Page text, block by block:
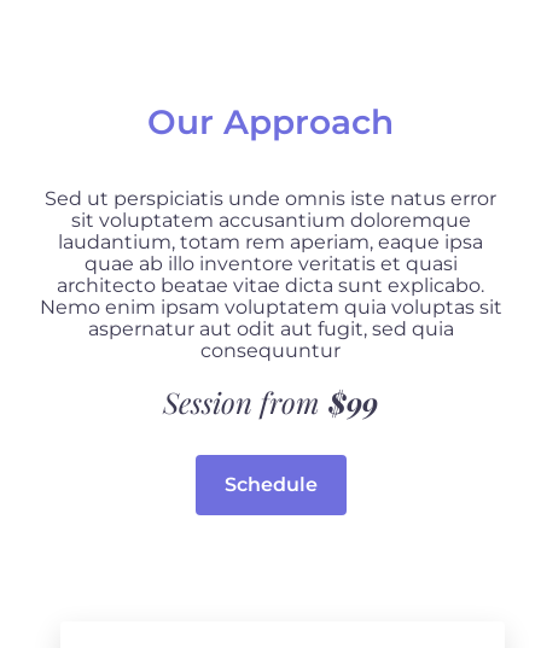
Our Approach
Sed ut perspiciatis unde omnis iste natus error
sit voluptatem accusantium doloremque
laudantium, totam rem aperiam, eaque ipsa
quae ab illo inventore veritatis et quasi
architecto beatae vitae dicta sunt explicabo.
Nemo enim ipsam voluptatem quia voluptas sit
aspernatur aut odit aut fugit, sed quia
consequuntur
Session from $99
Schedule